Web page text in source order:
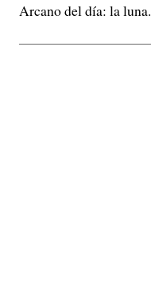
Arcano del día: la luna.